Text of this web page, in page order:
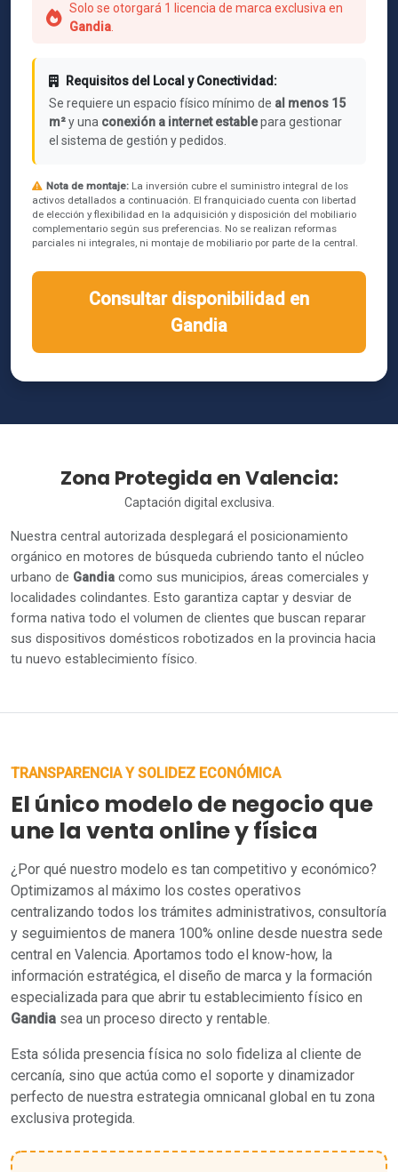
Solo se otorgará 1 licencia de marca exclusiva en
Gandia
Requisitos del Local y Conectividad:
Se requiere un espacio físico mínimo de al menos 15
m²y una conexión a internet establepara gestionar
el sistema de gestión y pedidos.
Nota de montaje: La inversión cubre el suministro integral de los
activos detallados a continuación. El franquiciado cuenta con libertad
de elección y flexibilidad en la adquisición y disposición del mobiliario
complementario según sus preferencias. No se realizan reformas
parciales ni integrales, ni montaje de mobiliario por parte de la central.
Consultar disponibilidad en
Gandia
Zona Protegida en Valencia:
Captación digital exclusiva.
Nuestra central autorizada desplegará el posicionamiento
orgánico en motores de búsqueda cubriendo tanto el núcleo
urbano de Gandia como sus municipios, áreas comerciales y
localidades colindantes. Esto garantiza captar y desviar de
forma nativa todo el volumen de clientes que buscan reparar
sus dispositivos domésticos robotizados en la provincia hacia
tu nuevo establecimiento físico.
TRANSPARENCIA Y SOLIDEZ ECONÓMICA
El único modelo de negocio que
une la venta online y física
¿Por qué nuestro modelo es tan competitivo y económico?
Optimizamos al máximo los costes operativos
centralizando todos los trámites administrativos, consultoría
y seguimientos de manera 100% online desde nuestra sede
central en Valencia. Aportamos todo el know-how, la
información estratégica, el diseño de marca y la formación
especializada para que abrir tu establecimiento físico en
Gandia sea un proceso directo y rentable.
Esta sólida presencia física no solo fideliza al cliente de
cercanía, sino que actúa como el soporte y dinamizador
perfecto de nuestra estrategia omnicanal global en tu zona
exclusiva protegida.